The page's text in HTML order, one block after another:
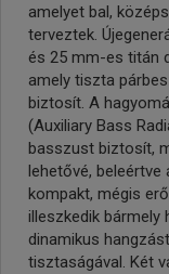
amelyet bal,
terveztek.
és 25 mm-es titán
amely tiszta
biztosít. A
(Auxiliary Bass
basszust biztosít,
lehetővé,
kompakt, mégis
illeszkedik bármely
dinamikus
tisztaságával. Két